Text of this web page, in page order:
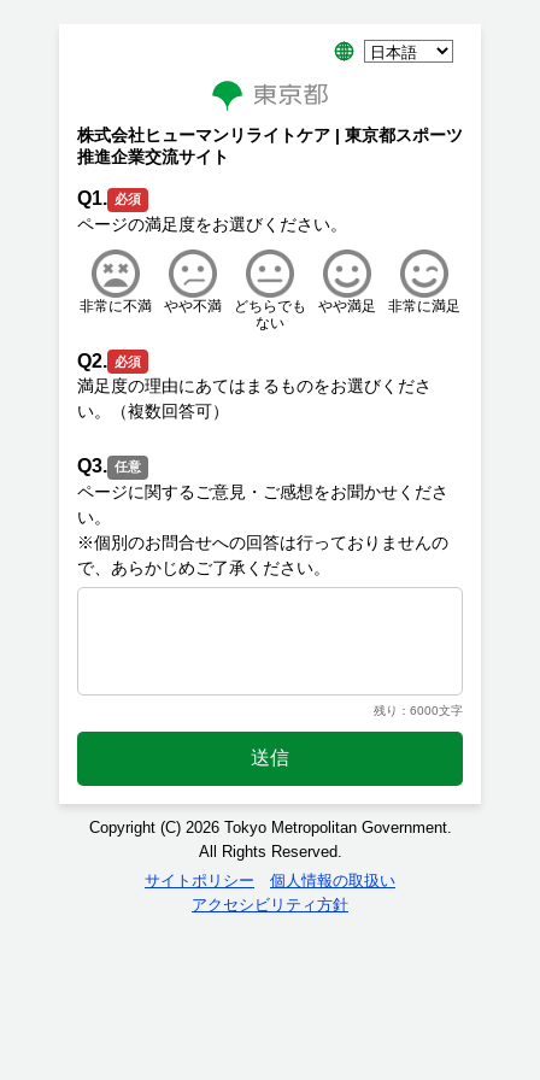
株式会社ヒューマンリライトケア | 東京都スポーツ
推進企業交流サイト
Q1. 必須
非常に不満 やや不満
どちらでも
ない
やや満足 非常に満足
Q2. 必須
満足度の理由にあてはまるものをお選びくださ
Q3. 任意
ページに関するご意見・ご感想をお聞かせくださ
い。
※個別のお問合せへの回答は行っておりませんの
残り：6000文字
送信
Copyright (C) 2026 Tokyo Metropolitan Government.
All Rights Reserved.
サイトポリシー
個人情報の取扱い
アクセシビリティ方針